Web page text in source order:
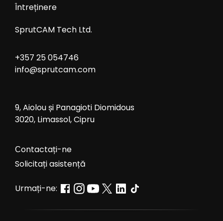
Întreținere
SprutCAM Tech Ltd.
+357 25 054746
info@sprutcam.com
9, Aiolou și Panagioti Diomidous
3020, Limassol, Cipru
Сontactați-ne
Solicitați asistență
Urmați-ne: